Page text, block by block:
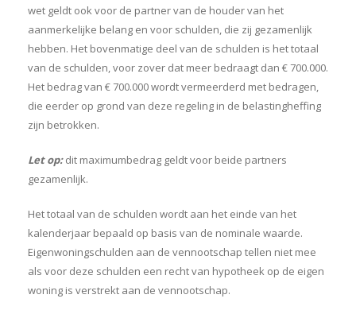
wet geldt ook voor de partner van de houder van het
aanmerkelijke belang en voor schulden, die zij gezamenlijk
hebben. Het bovenmatige deel van de schulden is het totaal
van de schulden, voor zover dat meer bedraagt dan € 700.000.
Het bedrag van € 700.000 wordt vermeerderd met bedragen,
die eerder op grond van deze regeling in de belastingheffing
zijn betrokken.
Let op:dit maximumbedrag geldt voor beide partners
gezamenlijk.
Het totaal van de schulden wordt aan het einde van het
kalenderjaar bepaald op basis van de nominale waarde.
Eigenwoningschulden aan de vennootschap tellen niet mee
als voor deze schulden een recht van hypotheek op de eigen
woning is verstrekt aan de vennootschap.